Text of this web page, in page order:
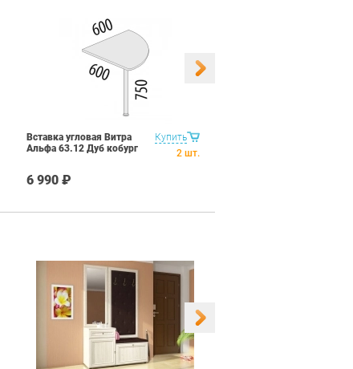
Купить
Вставка угловая Витра
Альфа 63.12 Дуб кобург
6 990 ₽
2 шт.